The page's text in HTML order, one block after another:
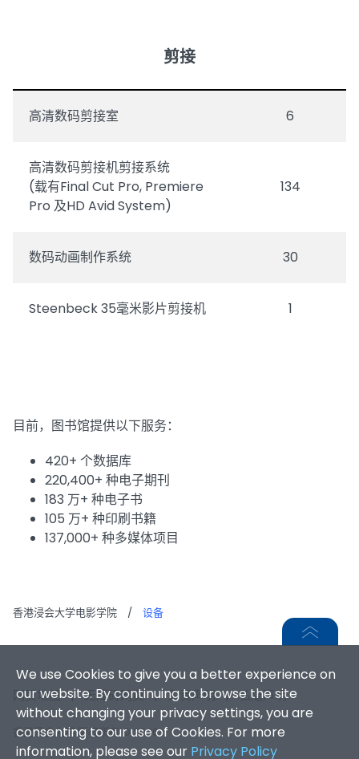
剪接
高清数码剪接室 6
高清数码剪接机剪接系统
(载有Final Cut Pro, Premiere
Pro 及HD Avid System)
134
数码动画制作系统 30
Steenbeck 35毫米影片剪接机 1
目前，图书馆提供以下服务：
420+ 个数据库
220,400+ 种电子期刊
183 万+ 种电子书
105 万+ 种印刷书籍
137,000+ 种多媒体项目
香港浸会大学电影学院 / 设备
We use Cookies to give you a better experience on
our website. By continuing to browse the site
without changing your privacy settings, you are
consenting to our use of Cookies. For more
information, please see our Privacy Policy
网页地图|无障碍网页| 免责声明|私隐声明
香港浸会大学 版权所有 © 2026